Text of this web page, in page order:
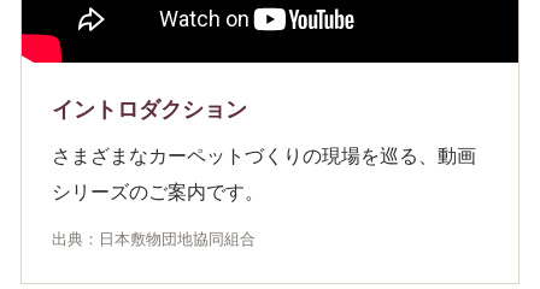
イントロダクション
さまざまなカーペットづくりの現場を巡る、動画
シリーズのご案内です。
出典：日本敷物団地協同組合